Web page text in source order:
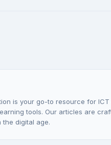
is your go-to resource for
tools. Our articles are
digital age.